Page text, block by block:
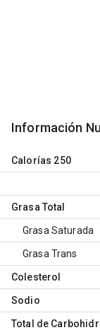
Información
Calorías 250
Grasa Total
Grasa Saturada
Grasa Trans
Colesterol
Sodio
Total de